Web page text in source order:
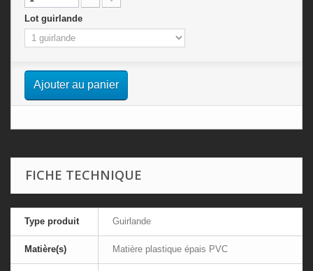
Lot guirlande
Ajouter au panier
FICHE TECHNIQUE
Type produit Guirlande
Matière(s) Matière plastique épais PVC